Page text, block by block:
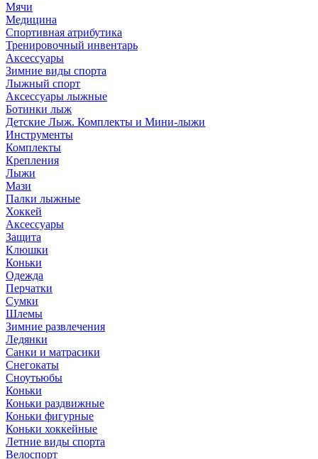
Мячи
Медицина
Спортивная атрибутика
Тренировочный инвентарь
Аксессуары
Зимние виды спорта
Лыжный спорт
Аксессуары лыжные
Ботинки лыж
Детские Лыж. Комплекты и Мини-лыжи
Инструменты
Комплекты
Крепления
Лыжи
Мази
Палки лыжные
Хоккей
Аксессуары
Защита
Клюшки
Коньки
Одежда
Перчатки
Сумки
Шлемы
Зимние развлечения
Ледянки
Санки и матрасики
Снегокаты
Сноутьюбы
Коньки
Коньки раздвижные
Коньки фигурные
Коньки хоккейные
Летние виды спорта
Велоспорт